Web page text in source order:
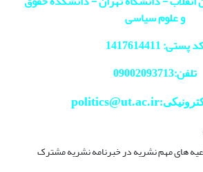
و علوم سیاسی
کد پستی: 1417614411
تلفن:09002093713
politics@ut.ac.ir
های مهم نشریه در خبرنامه نشریه مشترک